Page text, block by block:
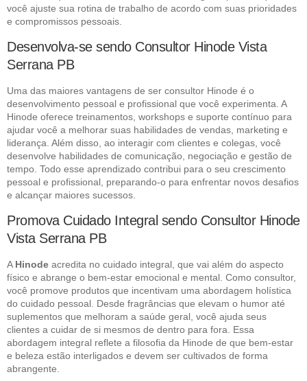
você ajuste sua rotina de trabalho de acordo com suas prioridades
e compromissos pessoais.
Desenvolva-se sendo Consultor Hinode Vista
Serrana PB
Uma das maiores vantagens de ser consultor Hinode é o
desenvolvimento pessoal e profissional que você experimenta. A
Hinode oferece treinamentos, workshops e suporte contínuo para
ajudar você a melhorar suas habilidades de vendas, marketing e
liderança. Além disso, ao interagir com clientes e colegas, você
desenvolve habilidades de comunicação, negociação e gestão de
tempo. Todo esse aprendizado contribui para o seu crescimento
pessoal e profissional, preparando-o para enfrentar novos desafios
e alcançar maiores sucessos.
Promova Cuidado Integral sendo Consultor Hinode
Vista Serrana PB
A Hinode acredita no cuidado integral, que vai além do aspecto
físico e abrange o bem-estar emocional e mental. Como consultor,
você promove produtos que incentivam uma abordagem holística
do cuidado pessoal. Desde fragrâncias que elevam o humor até
suplementos que melhoram a saúde geral, você ajuda seus
clientes a cuidar de si mesmos de dentro para fora. Essa
abordagem integral reflete a filosofia da Hinode de que bem-estar
e beleza estão interligados e devem ser cultivados de forma
abrangente.